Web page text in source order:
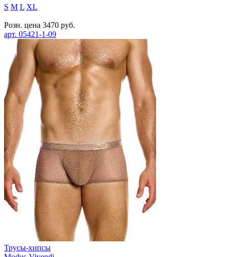
S M L XL
Розн. цена 3470 руб.
арт. 05421-1-09
Трусы-хипсы